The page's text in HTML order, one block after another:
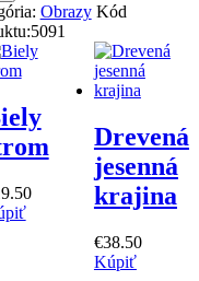
Obrazy Kód
5091
.50
Drevená
jesenná
krajina
€38.50
Kúpiť